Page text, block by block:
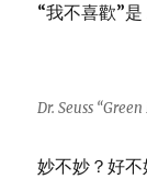
“我不喜歡”是
Dr. Seuss
妙不妙？好不